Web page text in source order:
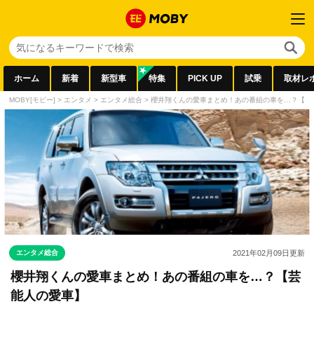
ホーム 新着 新型車 特集 PICK UP 試乗 取材レ
MOBY[モビー] > エンタメ > エンタメ総合 > 櫻井翔くんの愛車まとめ！あの番組の車を…？【芸
エンタメ総合 2021年02月09日更新
櫻井翔くんの愛車まとめ！あの番組の車を…？【芸
能人の愛車】